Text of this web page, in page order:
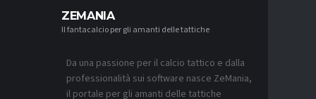
ZEMANIA
Il fantacalcio per gli amanti delle tattiche
Da una passione per il calcio tattico e dalla
professionalità sui software nasce ZeMania,
il portale per gli amanti delle tattiche